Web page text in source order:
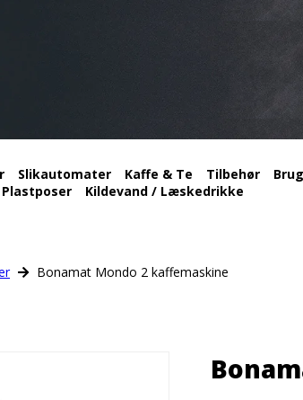
Slikautomater Kaffe & Te Tilbehør
Plastposer Kildevand / Læskedrikke
Bonamat Mondo 2 kaffemaskine